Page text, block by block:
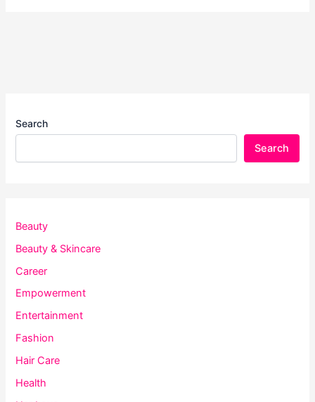
Search
Search
Beauty
Beauty & Skincare
Career
Empowerment
Entertainment
Fashion
Hair Care
Health